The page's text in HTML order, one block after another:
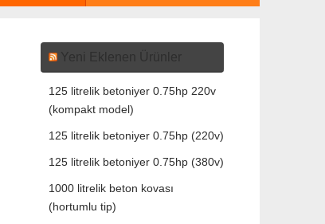
Yeni Eklenen Ürünler
125 litrelik betoniyer 0.75hp 220v
(kompakt model)
125 litrelik betoniyer 0.75hp (220v)
125 litrelik betoniyer 0.75hp (380v)
1000 litrelik beton kovası
(hortumlu tip)